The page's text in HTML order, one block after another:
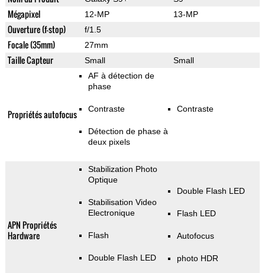
Mégapixel 12-MP 13-MP
Ouverture (f-stop) f/1.5
Focale (35mm) 27mm
Taille Capteur Small Small
Propriétés autofocus
AF à détection de
phase
Contraste
Détection de phase à
deux pixels
Contraste
APN Propriétés
Hardware
Stabilization Photo
Optique
Stabilisation Video
Electronique
Flash
Double Flash LED
Double Flash LED
Flash LED
Autofocus
photo HDR